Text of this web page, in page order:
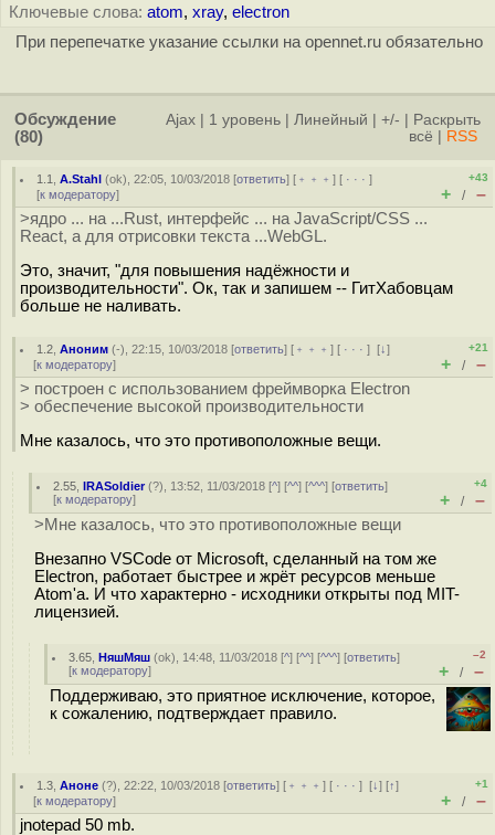
Ключевые слова: atom, xray, electron
При перепечатке указание ссылки на opennet.ru обязательно
Обсуждение
(80)
Ajax 1 уровень Линейный +/-
Раскрыть
всё
RSS
1.1 ,A.Stahl (ok), 22:05, 10/03/2018 [ответить] [ ﹢﹢﹢] [ · · ·]
[к модератору]
+43
+ / –
>ядро ... на ...Rust, интерфейс ... на JavaScript/CSS ...
React, а для отрисовки текста ...WebGL.
Это, значит, "для повышения надёжности и
производительности". Ок, так и запишем -- ГитХабовцам
больше не наливать.
1.2 ,Аноним (-), 22:15, 10/03/2018 [ответить] [ ﹢﹢﹢] [ · · ·][↓]
[к модератору]
+21
+ / –
> построен с использованием фреймворка Electron
> обеспечение высокой производительности
Мне казалось, что это противоположные вещи.
2.55 ,IRASoldier(?), 13:52, 11/03/2018 [^] [^^] [^^^] [ответить]
[к модератору]
+4
+ / –
>Мне казалось, что это противоположные вещи
Внезапно VSCode от Microsoft, сделанный на том же
Electron, работает быстрее и жрёт ресурсов меньше
Atom'а. И что характерно - исходники открыты под MIT-
лицензией.
3.65 ,НяшМяш (ok), 14:48, 11/03/2018 [^] [^^] [^^^] [ответить]
[к модератору]
–2
+ / –
Поддерживаю, это приятное исключение, которое,
к сожалению, подтверждает правило.
1.3 ,Аноне (?), 22:22, 10/03/2018 [ответить] [ ﹢﹢﹢] [ · · ·][↓] [↑]
[к модератору]
+1
+ / –
jnotepad 50 mb.